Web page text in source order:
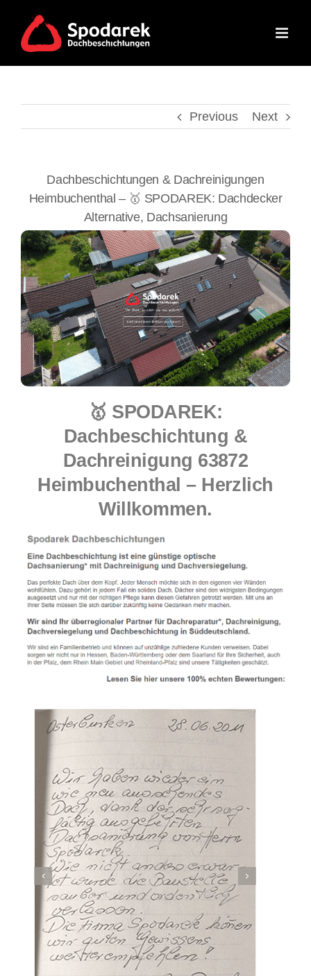
content
Previous Next
Dachbeschichtungen & Dachreinigungen
Heimbuchenthal – 🥇 SPODAREK: Dachdecker
Alternative, Dachsanierung
🥇 SPODAREK:
Dachbeschichtung &
Dachreinigung 63872
Heimbuchenthal – Herzlich
Willkommen.